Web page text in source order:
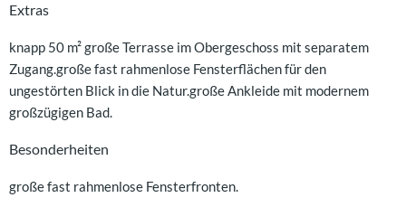
Extras
knapp 50 m² große Terrasse im Obergeschoss mit separatem
Zugang.große fast rahmenlose Fensterflächen für den
ungestörten Blick in die Natur.große Ankleide mit modernem
großzügigen Bad.
Besonderheiten
große fast rahmenlose Fensterfronten.